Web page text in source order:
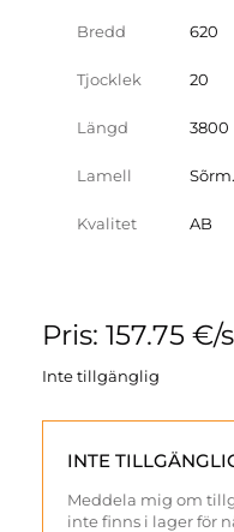
Bredd 620
Tjocklek 20
Längd 3800
Lamell Sõrm.
Kvalitet AB
Pris: 157.75 €/
Inte tillgänglig
INTE
Meddela mig om
inte finns i lager för